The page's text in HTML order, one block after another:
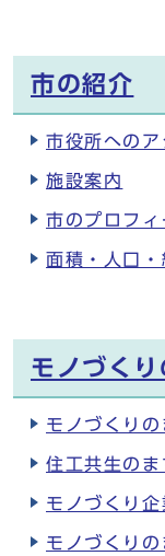
市の紹介
市役所へのア
施設案内
市のプロフィ
面積・人口・
モノづくり
モノづくり
住工共生の
モノづくり
モノづくり